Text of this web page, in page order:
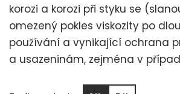
korozi a korozi při styku se
omezený pokles viskozity po
používání a vynikající ochrana
a usazeninám, zejména v